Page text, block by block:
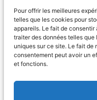
Pour offrir les meilleures
telles que les cookies pour
appareils. Le fait de
traiter des données telles
uniques sur ce site. Le fait de
consentement peut avoir un
et fonctions.
Envoyer